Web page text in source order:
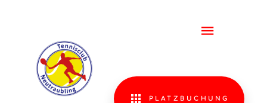
PLATZBUCHUNG